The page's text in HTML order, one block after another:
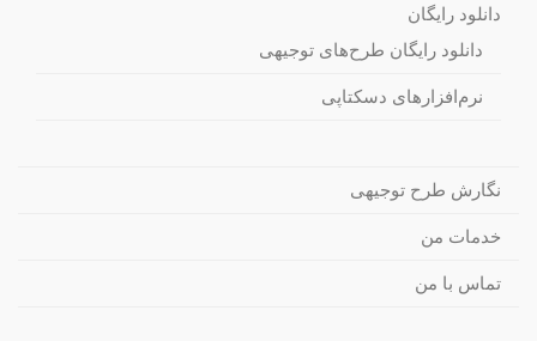
دانلود رایگان
دانلود رایگان طرح‌های توجیهی
نرم‌افزارهای دسکتاپی
نگارش طرح توجیهی
خدمات من
تماس با من